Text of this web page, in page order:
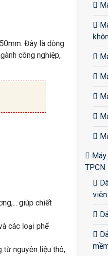
Đây là dòng
công nghiệp,
giúp chiết
các loại phế
từ nguyên liệu thô,
TPCN
viên